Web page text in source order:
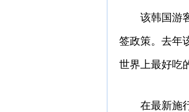
该韩国游客
签政策。去年
世界上最好吃
在最新施行